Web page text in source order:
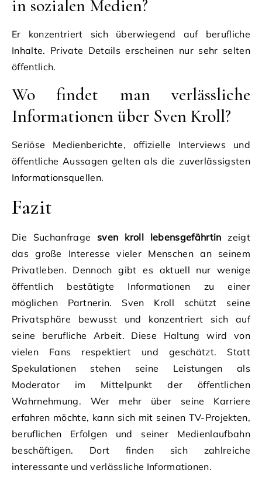
in sozialen Medien?
Er konzentriert sich überwiegend auf berufliche
Inhalte. Private Details erscheinen nur sehr selten
öffentlich.
Wo findet man verlässliche
Informationen über Sven Kroll?
Seriöse Medienberichte, offizielle Interviews und
öffentliche Aussagen gelten als die zuverlässigsten
Informationsquellen.
Fazit
Die Suchanfragesven kroll lebensgefährtin zeigt
das große Interesse vieler Menschen an seinem
Privatleben. Dennoch gibt es aktuell nur wenige
öffentlich bestätigte Informationen zu einer
möglichen Partnerin. Sven Kroll schützt seine
Privatsphäre bewusst und konzentriert sich auf
seine berufliche Arbeit. Diese Haltung wird von
vielen Fans respektiert und geschätzt. Statt
Spekulationen stehen seine Leistungen als
Moderator im Mittelpunkt der öffentlichen
Wahrnehmung. Wer mehr über seine Karriere
erfahren möchte, kann sich mit seinen TV-Projekten,
beruflichen Erfolgen und seiner Medienlaufbahn
beschäftigen. Dort finden sich zahlreiche
interessante und verlässliche Informationen.